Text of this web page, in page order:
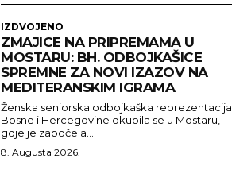
IZDVOJENO
ZMAJICE NA PRIPREMAMA U
MOSTARU: BH. ODBOJKAŠICE
SPREMNE ZA NOVI IZAZOV NA
MEDITERANSKIM IGRAMA
Ženska seniorska odbojkaška reprezentacija
Bosne i Hercegovine okupila se u Mostaru,
gdje je započela...
8. Augusta 2026.